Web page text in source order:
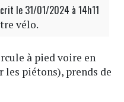
le 31/01/2024 à 14h11
vélo.
à pied voire en
les piétons), prends de